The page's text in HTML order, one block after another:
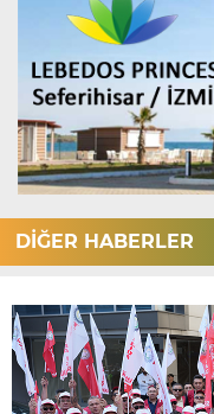
DİĞER HABERLER